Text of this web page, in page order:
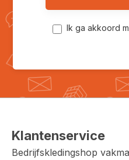
Ik ga akkoord
Klantenservice
Bedrijfskledingshop